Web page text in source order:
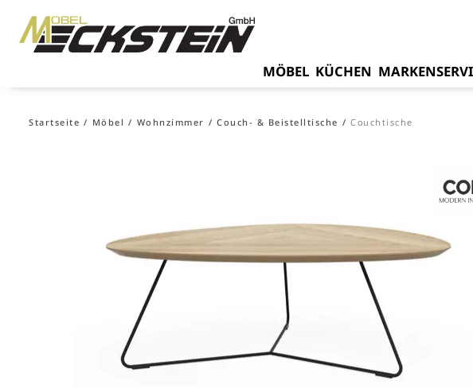
MÖBEL KÜCHEN MARKEN
Startseite Möbel Wohnzimmer Couch- & Beistelltische Couchtische